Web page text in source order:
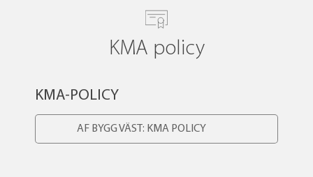
KMA policy
KMA-POLICY
AF BYGG VÄST: KMA POLICY